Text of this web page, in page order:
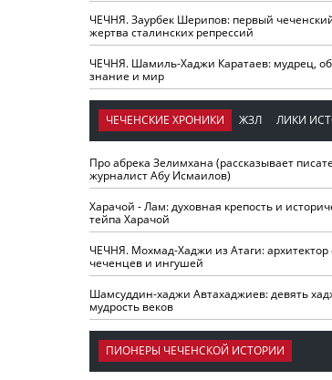
ЧЕЧНЯ. Заурбек Шерипов: первый
жертва сталинских репрессий
ЧЕЧНЯ. Шамиль-Хаджи Каратаев: мудрец,
знание и мир
ЧЕЧЕНСКИЕ ХРОНИКИ ЖЗЛ ЛИКИ
Про абрека Зелимхана (рассказывает
журналист Абу Исмаилов)
Харачой - Лам: духовная крепость и
тейпа Харачой
ЧЕЧНЯ. Мохмад-Хаджи из Атаги: архитектор
чеченцев и ингушей
Шамсуддин-хаджи Автахаджиев: девять
мудрость веков
ПИОНЕРЫ ЧЕЧЕНСКОЙ ИСТОРИИ